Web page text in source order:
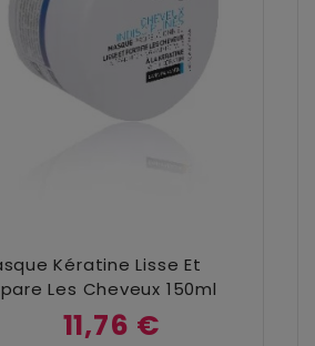
Ajouter Au Panier
Kératine Lisse Et
Les Cheveux 150ml
11,76 €